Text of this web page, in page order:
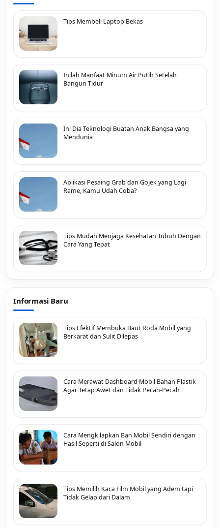
Tips Membeli Laptop Bekas
Inilah Manfaat Minum Air Putih Setelah
Bangun Tidur
Ini Dia Teknologi Buatan Anak Bangsa yang
Mendunia
Aplikasi Pesaing Grab dan Gojek yang Lagi
Rame, Kamu Udah Coba?
Tips Mudah Menjaga Kesehatan Tubuh Dengan
Cara Yang Tepat
Informasi Baru
Tips Efektif Membuka Baut Roda Mobil yang
Berkarat dan Sulit Dilepas
Cara Merawat Dashboard Mobil Bahan Plastik
Agar Tetap Awet dan Tidak Pecah-Pecah
Cara Mengkilapkan Ban Mobil Sendiri dengan
Hasil Seperti di Salon Mobil
Tips Memilih Kaca Film Mobil yang Adem tapi
Tidak Gelap dari Dalam